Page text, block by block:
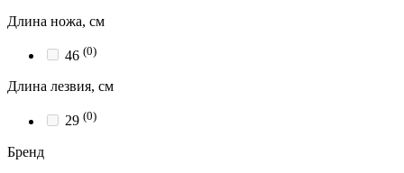
Длина ножа, см
46 (0)
Длина лезвия, см
29 (0)
Бренд